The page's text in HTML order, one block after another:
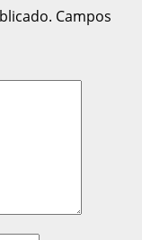
Campos